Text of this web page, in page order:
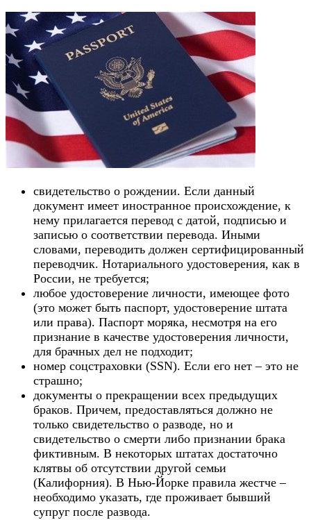
свидетельство о рождении. Если данный
документ имеет иностранное происхождение, к
нему прилагается перевод с датой, подписью и
записью о соответствии перевода. Иными
словами, переводить должен сертифицированный
переводчик. Нотариального удостоверения, как в
России, не требуется;
любое удостоверение личности, имеющее фото
(это может быть паспорт, удостоверение штата
или права). Паспорт моряка, несмотря на его
признание в качестве удостоверения личности,
для брачных дел не подходит;
номер соцстраховки (SSN). Если его нет – это не
страшно;
документы о прекращении всех предыдущих
браков. Причем, предоставляться должно не
только свидетельство о разводе, но и
свидетельство о смерти либо признании брака
фиктивным. В некоторых штатах достаточно
клятвы об отсутствии другой семьи
(Калифорния). В Нью-Йорке правила жестче –
необходимо указать, где проживает бывший
супруг после развода.